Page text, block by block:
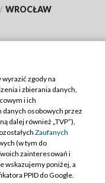
/ WROCŁAW
zgody na
i zbierania danych,
i ich
osobowych przez
dalej również „TVP”),
Zaufanych
(w tym do
zainteresowań i
wskazujemy poniżej, a
PPID do Google.